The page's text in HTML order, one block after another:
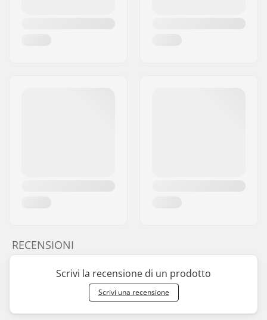
RECENSIONI
Scrivi la recensione di un prodotto
Scrivi una recensione